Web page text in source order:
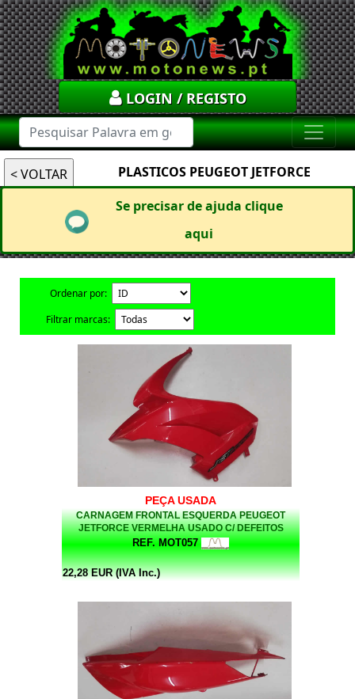
LOGIN / REGISTO
PLASTICOS PEUGEOT JETFORCE
Se precisar de ajuda clique
aqui
Ordenar por:
Filtrar marcas:
PEÇA USADA
CARNAGEM FRONTAL ESQUERDA PEUGEOT
JETFORCE VERMELHA USADO C/ DEFEITOS
(VENDIDO NO ESTADO EM QUE SE ENCONTRA)
REF. MOT057
22,28 EUR (IVA Inc.)